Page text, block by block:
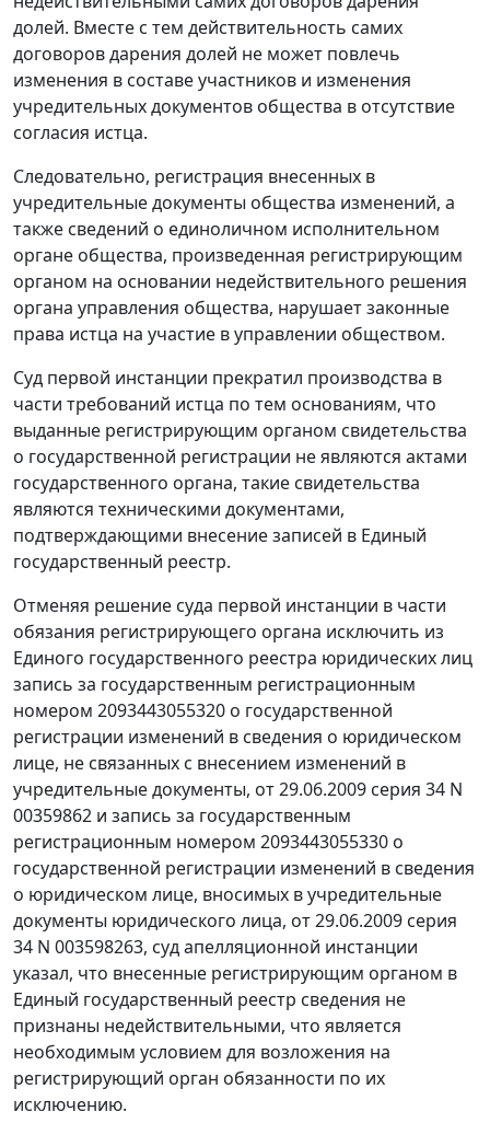
долей. Вместе с тем действительность самих
договоров дарения долей не может повлечь
изменения в составе участников и изменения
учредительных документов общества в отсутствие
согласия истца.
Следовательно, регистрация внесенных в
учредительные документы общества изменений, а
также сведений о единоличном исполнительном
органе общества, произведенная регистрирующим
органом на основании недействительного решения
органа управления общества, нарушает законные
права истца на участие в управлении обществом.
Суд первой инстанции прекратил производства в
части требований истца по тем основаниям, что
выданные регистрирующим органом свидетельства
о государственной регистрации не являются актами
государственного органа, такие свидетельства
являются техническими документами,
подтверждающими внесение записей в Единый
государственный реестр.
Отменяя решение суда первой инстанции в части
обязания регистрирующего органа исключить из
Единого государственного реестра юридических лиц
запись за государственным регистрационным
номером 2093443055320 о государственной
регистрации изменений в сведения о юридическом
лице, не связанных с внесением изменений в
учредительные документы, от 29.06.2009 серия 34 N
00359862 и запись за государственным
регистрационным номером 2093443055330 о
государственной регистрации изменений в сведения
о юридическом лице, вносимых в учредительные
документы юридического лица, от 29.06.2009 серия
34 N 003598263, суд апелляционной инстанции
указал, что внесенные регистрирующим органом в
Единый государственный реестр сведения не
признаны недействительными, что является
необходимым условием для возложения на
регистрирующий орган обязанности по их
исключению.